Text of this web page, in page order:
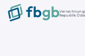
Republik